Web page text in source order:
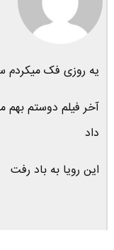
یه روزی فک میکردم
آخر فیلم دوستم
داد
این رویا به باد رفت